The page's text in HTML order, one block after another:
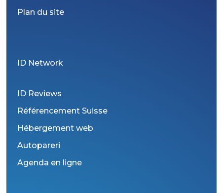
Plan du site
ID Network
ID Reviews
Référencement Suisse
Hébergement web
Autopareri
Agenda en ligne